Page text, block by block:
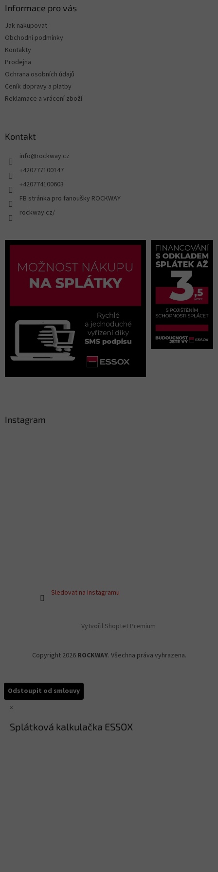
Informace pro vás
Jak nakupovat
Obchodní podmínky
Kontakty
Prodejna
Ochrana osobních údajů
Ceník dopravy a platby
Reklamace a vrácení zboží
Kontakt
info@rockway.cz
+420777100147
+420774100603
FB stránka pro fanoušky ROCKWAY
rockway.cz/
Instagram
Sledovat na Instagramu
Vytvořil Shoptet Premium
Copyright 2026 ROCKWAY. Všechna práva vyhrazena.
Odstoupit od smlouvy
×
Splátková kalkulačka ESSOX